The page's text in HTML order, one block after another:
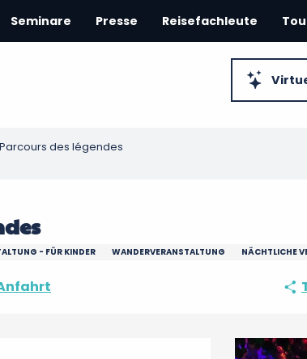
Seminare Presse Reisefachleute
des légendes
- FÜR KINDER WANDERVERANSTALTUNG NÄCHTLICHE